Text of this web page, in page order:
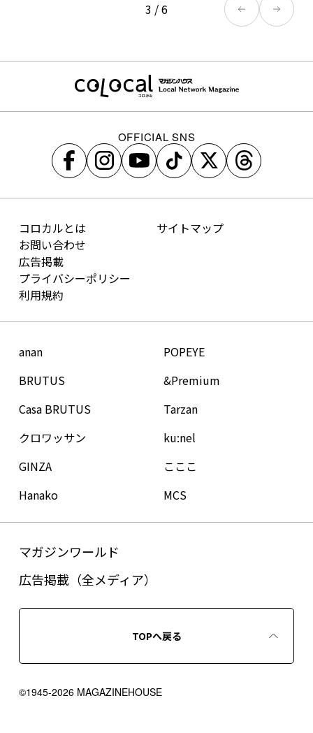
3 /6
OFFICIAL SNS
コロカルとは
お問い合わせ
広告掲載
プライバシーポリシー
利用規約
サイトマップ
anan
BRUTUS
Casa BRUTUS
クロワッサン
GINZA
Hanako
POPEYE
&Premium
Tarzan
ku:nel
こここ
MCS
©1945-2026 MAGAZINEHOUSE
マガジンワールド
広告掲載（全メディア）
TOPへ戻る